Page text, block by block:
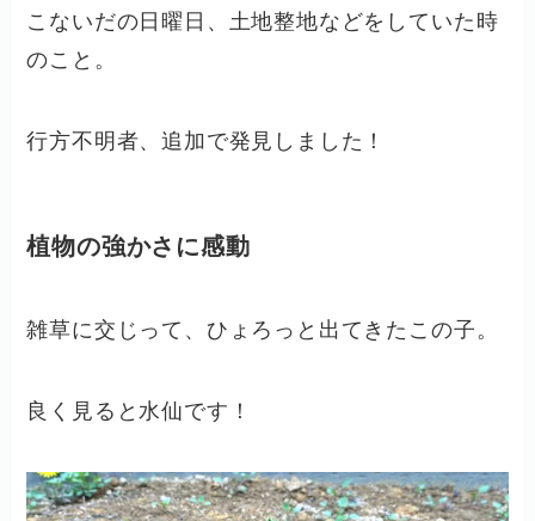
こないだの日曜日、土地整地などをしていた時
のこと。
行方不明者、追加で発見しました！
植物の強かさに感動
雑草に交じって、ひょろっと出てきたこの子。
良く見ると水仙です！